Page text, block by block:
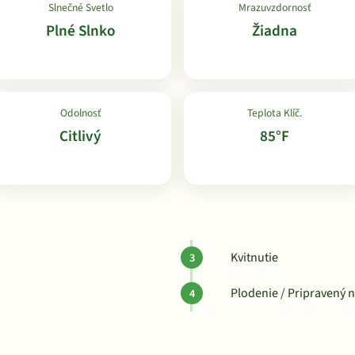
Slnečné Svetlo
Plné Slnko
Mrazuvzdornosť
Žiadna
Odolnosť
Citlivý
Teplota Klíč.
85°F
Kvitnutie
Plodenie / Pripravený